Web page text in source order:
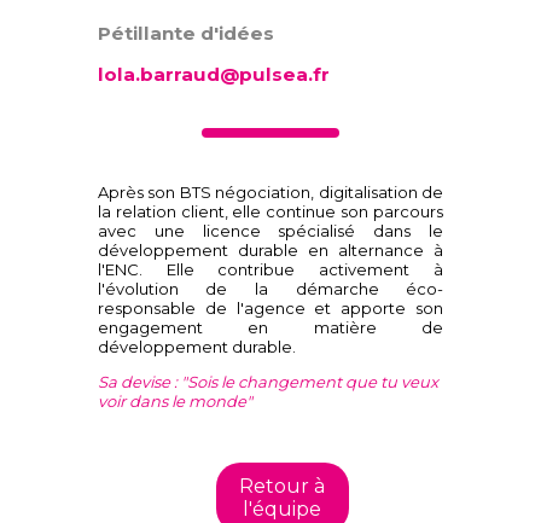
Pétillante d'idées
lola.barraud@pulsea.fr
Après son BTS négociation, digitalisation de
la relation client, elle continue son parcours
avec une licence spécialisé dans le
développement durable en alternance à
l'ENC. Elle contribue activement à
l'évolution de la démarche éco-
responsable de l'agence et apporte son
engagement en matière de
développement durable.
Sa devise : "Sois le changement que tu veux
voir dans le monde"
Retour à
l'équipe